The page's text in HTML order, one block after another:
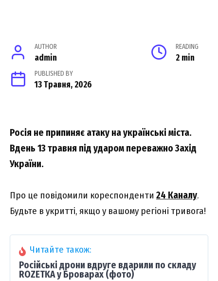
AUTHOR
admin
READING
2 min
PUBLISHED BY
13 Травня, 2026
Росія не припиняє атаку на українські міста.
Вдень 13 травня під ударом переважно Захід
України.
Про це повідомили кореспонденти 24 Каналу.
Будьте в укритті, якщо у вашому регіоні тривога!
Читайте також:
Російські дрони вдруге вдарили по складу
ROZETKA у Броварах (фото)